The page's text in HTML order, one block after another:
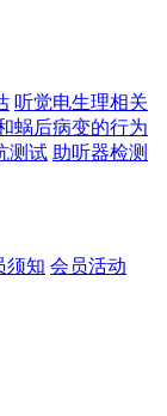
听觉电生理相关
蜗后病变的行为
测试 助听器检测
须知 会员活动